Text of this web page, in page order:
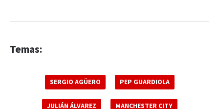
Temas:
SERGIO AGÜERO PEP GUARDIOLA
JULIÁN ÁLVAREZ MANCHESTER CITY